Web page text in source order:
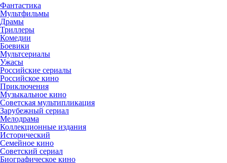
Фантастика
Мультфильмы
Драмы
Триллеры
Комедии
Боевики
Мультсериалы
Ужасы
Российские сериалы
Российское кино
Приключения
Музыкальное кино
Советская мультипликация
Зарубежный сериал
Мелодрама
Коллекционные издания
Исторический
Семейное кино
Советский сериал
Биографическое кино